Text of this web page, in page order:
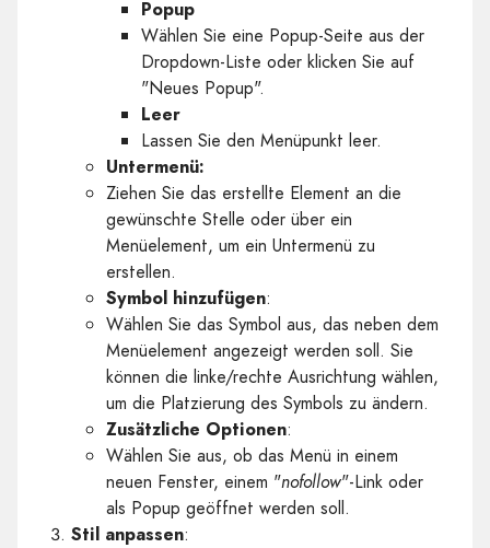
Popup
Wählen Sie eine Popup-Seite aus der
Dropdown-Liste oder klicken Sie auf
"Neues Popup".
Leer
Lassen Sie den Menüpunkt leer.
Untermenü:
Ziehen Sie das erstellte Element an die
gewünschte Stelle oder über ein
Menüelement, um ein Untermenü zu
erstellen.
Symbol hinzufügen:
Wählen Sie das Symbol aus, das neben dem
Menüelement angezeigt werden soll. Sie
können die linke/rechte Ausrichtung wählen,
um die Platzierung des Symbols zu ändern.
Zusätzliche Optionen:
Wählen Sie aus, ob das Menü in einem
neuen Fenster, einem "nofollow"-Link oder
als Popup geöffnet werden soll.
Stil anpassen: